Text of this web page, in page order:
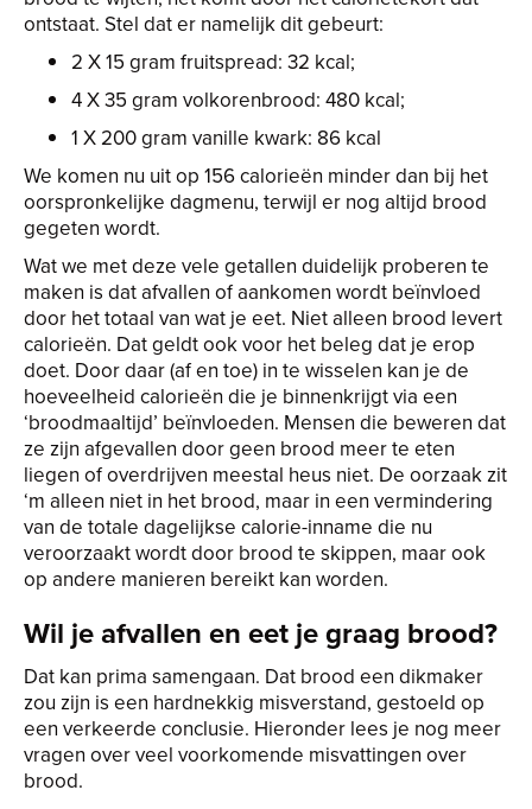
ontstaat. Stel dat er namelijk dit gebeurt:
2 X 15 gram fruitspread: 32 kcal;
4 X 35 gram volkorenbrood: 480 kcal;
1 X 200 gram vanille kwark: 86 kcal
We komen nu uit op 156 calorieën minder dan bij het
oorspronkelijke dagmenu, terwijl er nog altijd brood
gegeten wordt.
Wat we met deze vele getallen duidelijk proberen te
maken is dat afvallen of aankomen wordt beïnvloed
door het totaal van wat je eet. Niet alleen brood levert
calorieën. Dat geldt ook voor het beleg dat je erop
doet. Door daar (af en toe) in te wisselen kan je de
hoeveelheid calorieën die je binnenkrijgt via een
‘broodmaaltijd’ beïnvloeden. Mensen die beweren dat
ze zijn afgevallen door geen brood meer te eten
liegen of overdrijven meestal heus niet. De oorzaak zit
‘m alleen niet in het brood, maar in een vermindering
van de totale dagelijkse calorie-inname die nu
veroorzaakt wordt door brood te skippen, maar ook
op andere manieren bereikt kan worden.
Wil je afvallen en eet je graag brood?
Dat kan prima samengaan. Dat brood een dikmaker
zou zijn is een hardnekkig misverstand, gestoeld op
een verkeerde conclusie. Hieronder lees je nog meer
vragen over veel voorkomende misvattingen over
brood.